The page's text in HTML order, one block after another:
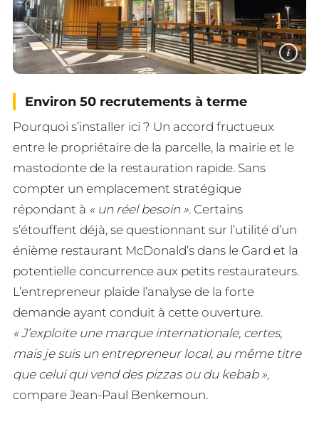
i
Environ 50 recrutements à terme
Pourquoi s’installer ici ? Un accord fructueux
entre le propriétaire de la parcelle, la mairie et le
mastodonte de la restauration rapide. Sans
compter un emplacement stratégique
répondant à « un réel besoin ». Certains
s’étouffent déjà, se questionnant sur l’utilité d’un
énième restaurant McDonald’s dans le Gard et la
potentielle concurrence aux petits restaurateurs.
L’entrepreneur plaide l’analyse de la forte
demande ayant conduit à cette ouverture.
« J’exploite une marque internationale, certes,
mais je suis un entrepreneur local, au même titre
que celui qui vend des pizzas ou du kebab »,
compare Jean-Paul Benkemoun.